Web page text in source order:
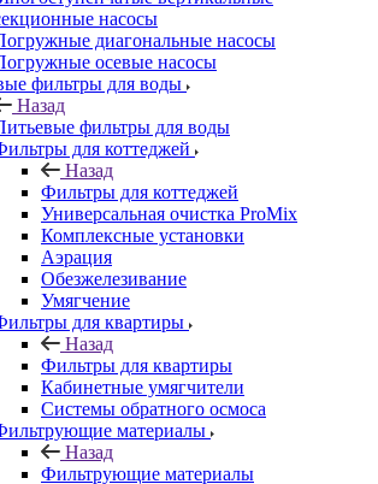
насосы
диагональные насосы
осевые насосы
фильтры для воды
Назад
фильтры для воды
для коттеджей
Назад
Фильтры для коттеджей
Универсальная очистка ProMix
Комплексные установки
Аэрация
Обезжелезивание
Умягчение
для квартиры
Назад
Фильтры для квартиры
Кабинетные умягчители
Системы обратного осмоса
материалы
Назад
Фильтрующие материалы